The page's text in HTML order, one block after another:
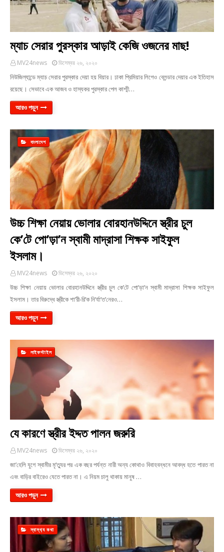
ম্যাচ সেরার পুরস্কার আড়াই কেজি ওজনের মাছ!
MV24news ডিসেম্বর ২৬, ২০২০
নিউজিল্যান্ডে ম্যাচ সেরার পুরস্কার দেয়া হয় বিয়ার। ঢাকা প্রিমিয়ার লিগেও ব্লেন্ডার দেয়ার এক ইতিহাস
রয়েছে। সেভাবে এক আজব ও হাস্যকর পুরস্কার পেল কাশ্মী…
আরও পড়ুন
বাংলাদেশ
উচ্চ শিক্ষা নেয়ায় ভোলার বোরহানউদ্দিনে স্ত্রীর চুল
কে’টে পো’ড়া’ন স্বামী মাদ্রাসা শিক্ষক সাইফুল
ইসলাম।
MV24news ডিসেম্বর ২৬, ২০২০
উচ্চ শিক্ষা নেয়ায় ভোলার বোরহানউদ্দিনে স্ত্রীর চুল কে’টে পো’ড়া’ন স্বামী মাদ্রাসা শিক্ষক সাইফুল
ইসলাম। তার বিরুদ্ধে স্ত্রীকে শা’রী-রি’ক নি’র্যা’ত’নেরও…
আরও পড়ুন
লাইফস্টাইল
যে কারণে স্ত্রীর ইদ্দত পালন জরুরি
MV24news ডিসেম্বর ২৬, ২০২০
জা’হেলি যুগে স্বামীর মৃ’ত্যুর পর এক বছর পর্যন্ত নারী অন্য কোথাও বিবাহবন্ধনে আবদ্ধ হতে পারত না
এবং বাড়ির বাইরেও যেতে পারত না। এ নিয়ম চালু থাকায় মানুষ …
আরও পড়ুন
স্বাস্থ‍্য কথা